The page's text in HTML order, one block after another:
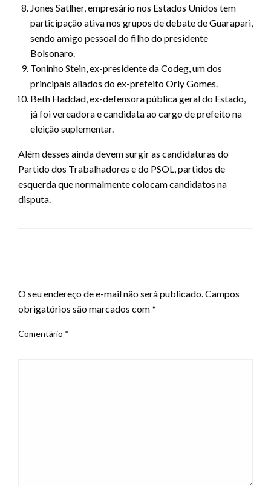
Jones Satlher, empresário nos Estados Unidos tem
participação ativa nos grupos de debate de Guarapari,
sendo amigo pessoal do filho do presidente
Bolsonaro.
Toninho Stein, ex-presidente da Codeg, um dos
principais aliados do ex-prefeito Orly Gomes.
Beth Haddad, ex-defensora pública geral do Estado,
já foi vereadora e candidata ao cargo de prefeito na
eleição suplementar.
Além desses ainda devem surgir as candidaturas do
Partido dos Trabalhadores e do PSOL, partidos de
esquerda que normalmente colocam candidatos na
disputa.
O seu endereço de e-mail não será publicado.Campos
obrigatórios são marcados com*
Comentário *